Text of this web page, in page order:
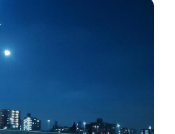
後のトンネル火葬場
正解でした。富士山も